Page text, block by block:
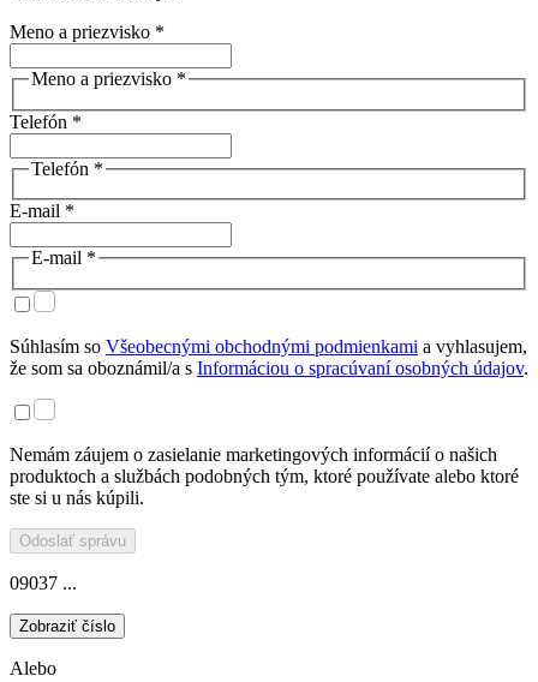
Meno a priezvisko *
Meno a priezvisko *
Telefón *
Telefón *
E-mail *
E-mail *
Súhlasím so Všeobecnými obchodnými podmienkami a vyhlasujem,
že som sa oboznámil/a s Informáciou o spracúvaní osobných údajov.
Nemám záujem o zasielanie marketingových informácií o našich
produktoch a službách podobných tým, ktoré používate alebo ktoré
ste si u nás kúpili.
Odoslať správu
09037 ...
Zobraziť číslo
Alebo